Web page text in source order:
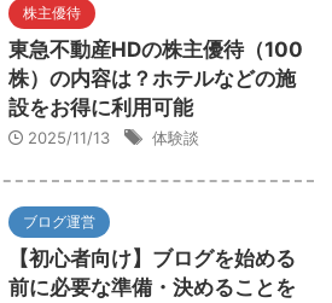
株主優待
東急不動産HDの株主優待（100
株）の内容は？ホテルなどの施
設をお得に利用可能
2025/11/13 体験談
ブログ運営
【初心者向け】ブログを始める
前に必要な準備・決めることを